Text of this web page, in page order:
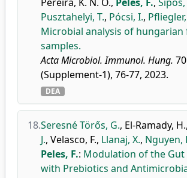
Pusztahelyi, T., Pócsi, I., Pfliegler,
Microbial analysis of hungarian
samples.
Acta Microbiol. Immunol. Hung. 70
(Supplement-1), 76-77, 2023.
DEA
18.Seresné Törős, G., El-Ramady, H.,
J., Velasco, F., Llanaj, X., Nguyen,
Peles, F.: Modulation of the
with Prebiotics and